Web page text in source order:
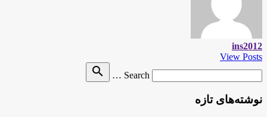
ins2012
View Posts
Search
Search …
search
نوشته‌های تازه